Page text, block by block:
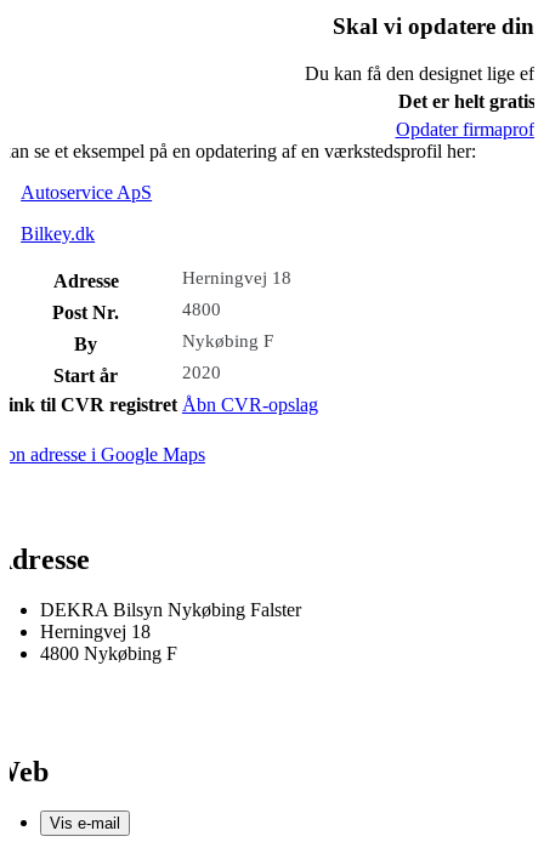
Skal vi opdatere din
Du kan få den designet lige
Det er helt gratis.
Opdater firmaprofil
se et eksempel på en opdatering af en værkstedsprofil her:
Autoservice ApS
Bilkey.dk
Adresse Herningvej 18
Post Nr. 4800
By Nykøbing F
Start år 2020
til CVR registret Åbn CVR-opslag
adresse i Google Maps
DEKRA Bilsyn Nykøbing Falster
Herningvej 18
4800 Nykøbing F
Vis e-mail